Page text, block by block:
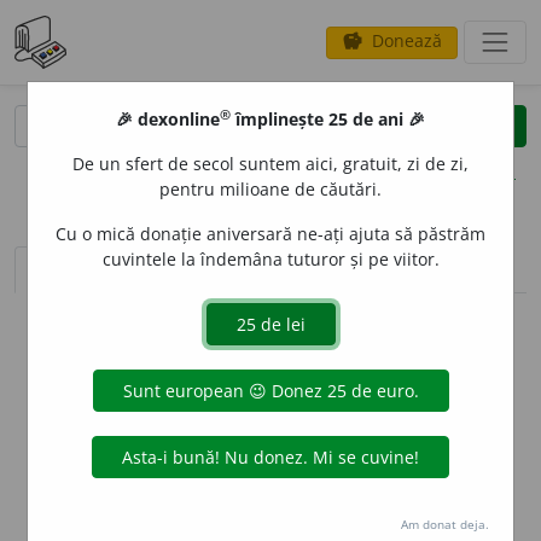
savings Donează
clear
opțiuni
sinteza definițiilor (1) definiții (2) declinări
info
Aceste definiții sunt compilate de
echipa dexonline. Definițiile
originale se află pe filadefiniții.
preferințe
🎉 dexonline® împlinește 25 de ani 🎉
De un sfert de secol suntem aici, gratuit, zi de zi,
pentru milioane de căutări.
Cu o mică donație aniversară ne-ați ajuta să păstrăm
cuvintele la îndemâna tuturor și pe viitor.
Am donat deja.